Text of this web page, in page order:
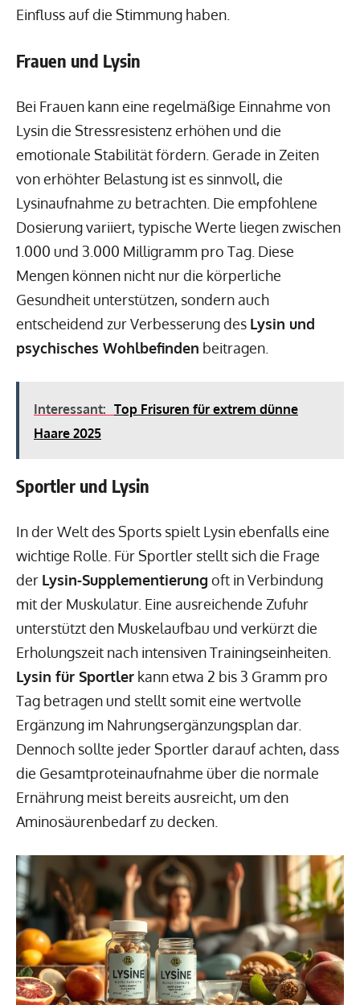
Einfluss auf die Stimmung haben.
Frauen und Lysin
Bei Frauen kann eine regelmäßige Einnahme von
Lysin die Stressresistenz erhöhen und die
emotionale Stabilität fördern. Gerade in Zeiten
von erhöhter Belastung ist es sinnvoll, die
Lysinaufnahme zu betrachten. Die empfohlene
Dosierung variiert, typische Werte liegen zwischen
1.000 und 3.000 Milligramm pro Tag. Diese
Mengen können nicht nur die körperliche
Gesundheit unterstützen, sondern auch
entscheidend zur Verbesserung des Lysin und
psychisches Wohlbefinden beitragen.
Interessant: Top Frisuren für extrem dünne
Haare 2025
Sportler und Lysin
In der Welt des Sports spielt Lysin ebenfalls eine
wichtige Rolle. Für Sportler stellt sich die Frage
der Lysin-Supplementierung oft in Verbindung
mit der Muskulatur. Eine ausreichende Zufuhr
unterstützt den Muskelaufbau und verkürzt die
Erholungszeit nach intensiven Trainingseinheiten.
Lysin für Sportler kann etwa 2 bis 3 Gramm pro
Tag betragen und stellt somit eine wertvolle
Ergänzung im Nahrungsergänzungsplan dar.
Dennoch sollte jeder Sportler darauf achten, dass
die Gesamtproteinaufnahme über die normale
Ernährung meist bereits ausreicht, um den
Aminosäurenbedarf zu decken.